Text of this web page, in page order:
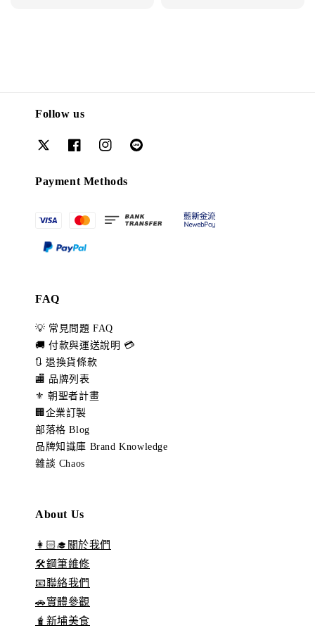
Follow us
Payment Methods
FAQ
💡 常見問題 FAQ
🚚 付款與運送說明 💳
🔃 退換貨條款
🏬 品牌列表
⚜️ 朝聖者計畫
🏢企業訂製
部落格 Blog
品牌知識庫 Brand Knowledge
雜談 Chaos
About Us
👩🏻‍🎓關於我們
🛠️鋼筆維修
📧聯絡我們
🚗實體參觀
🧋新埔美食